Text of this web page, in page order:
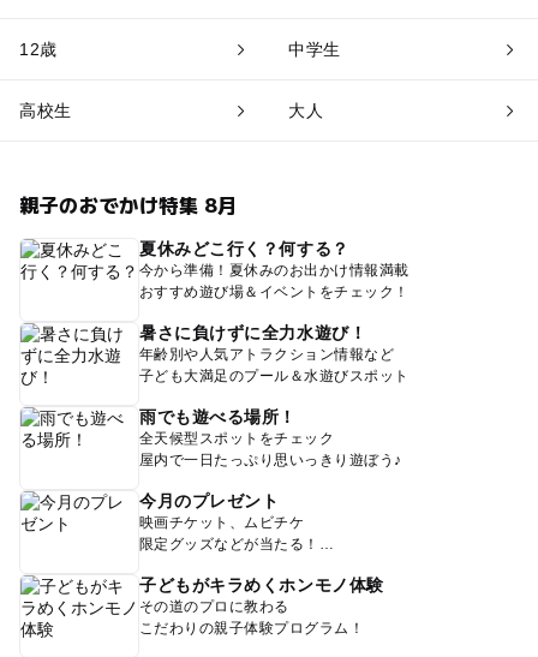
12歳 中学生
高校生 大人
親子のおでかけ特集 8月
夏休みどこ行く？何する？
今から準備！夏休みのお出かけ情報満載
おすすめ遊び場＆イベントをチェック！
暑さに負けずに全力水遊び！
年齢別や人気アトラクション情報など
子ども大満足のプール＆水遊びスポット
雨でも遊べる場所！
全天候型スポットをチェック
屋内で一日たっぷり思いっきり遊ぼう♪
今月のプレゼント
映画チケット、ムビチケ
限定グッズなどが当たる！
子どもがキラめくホンモノ体験
その道のプロに教わる
こだわりの親子体験プログラム！